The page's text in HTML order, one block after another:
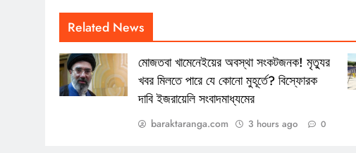
Related News
মোজতবা খামেনেইয়ের অবস্থা সংকটজনক! মৃত্যুর
খবর মিলতে পারে যে কোনো মুহূর্তে? বিস্ফোরক
দাবি ইজরায়েলি সংবাদমাধ্যমের
baraktaranga.com 3 hours ago 0